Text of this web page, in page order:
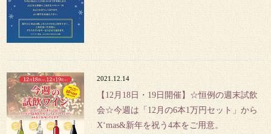
2021.12.14
【12月18日・19日開催】☆恒例の週末試飲
会☆今週は「12月の6本1万円セット」から
X‘mas&新年を祝う4本をご用意。